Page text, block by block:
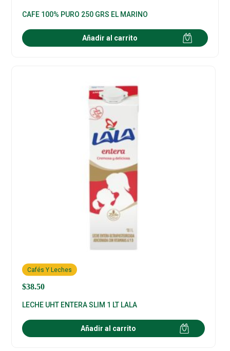
CAFE 100% PURO 250 GRS EL MARINO
Añadir al carrito
$38.50
Cafés Y Leches
LECHE UHT ENTERA SLIM 1 LT LALA
Añadir al carrito